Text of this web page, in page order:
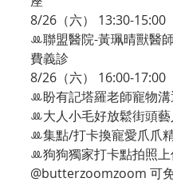
8/26（六） 13:30-15:00
ꔛ聯盟醫院-黃珮晴獸醫
費義診
8/26（六） 16:00-17:00
ꔛ盼有記塔羅老師寵物溝
ꔛ大人小毛好放鬆街頭藝
ꔛ集點/打卡換寵愛爪爪
ꔛ狗狗獨家打卡點拍照
@butterzoomzoom 可